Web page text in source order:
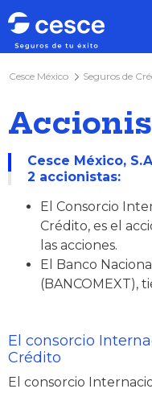
Cesce México Seguros de
Cesce México,
2 accionistas:
El Consorcio
Crédito, es el
las acciones.
El Banco
(BANCOMEXT),
El consorcio
Crédito
El consorcio